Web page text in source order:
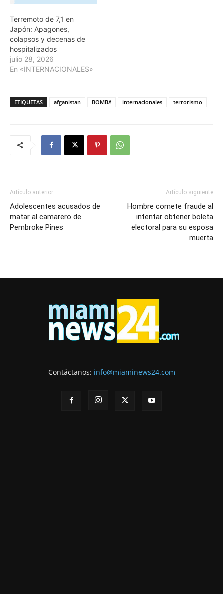
Terremoto de 7,1 en
Japón: Apagones,
colapsos y decenas de
hospitalizados
julio 28, 2026
En «INTERNACIONALES»
ETIQUETAS afganistan BOMBA internacionales terrorismo
Artículo anterior
Adolescentes acusados de
matar al camarero de
Pembroke Pines
Artículo siguiente
Hombre comete fraude al
intentar obtener boleta
electoral para su esposa
muerta
Contáctanos: info@miaminews24.com